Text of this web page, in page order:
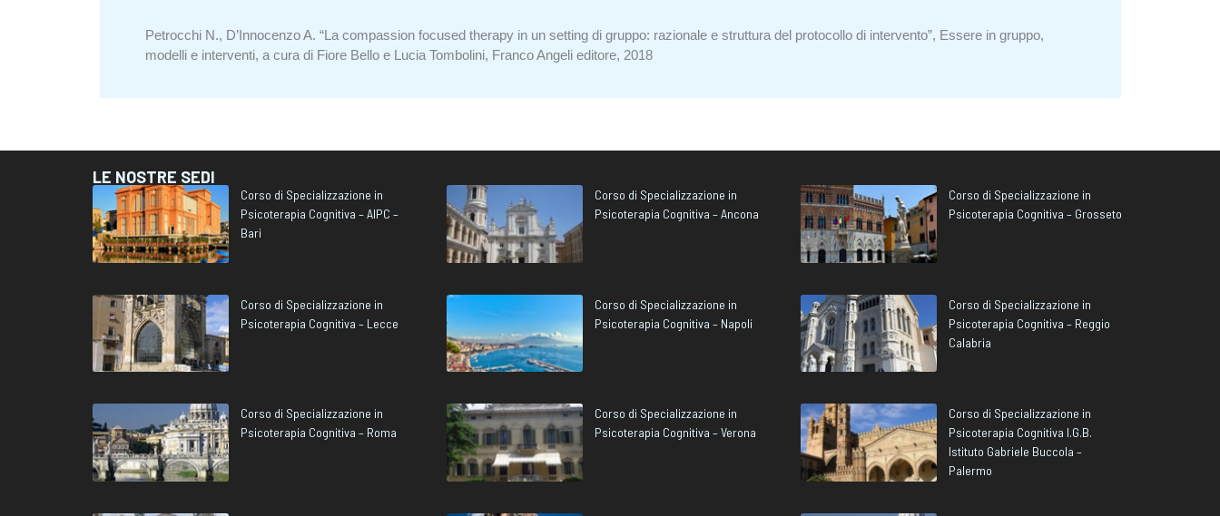
Petrocchi N., D’Innocenzo A. “La compassion focused therapy in un setting di gruppo: razionale e struttura del protocollo di intervento”, Essere in gruppo,
modelli e interventi, a cura di Fiore Bello e Lucia Tombolini, Franco Angeli editore, 2018
LE NOSTRE SEDI
Corso di Specializzazione in
Psicoterapia Cognitiva – AIPC –
Bari
Corso di Specializzazione in
Psicoterapia Cognitiva – Ancona
Corso di Specializzazione in
Psicoterapia Cognitiva – Grosseto
Corso di Specializzazione in
Psicoterapia Cognitiva – Lecce
Corso di Specializzazione in
Psicoterapia Cognitiva – Napoli
Corso di Specializzazione in
Psicoterapia Cognitiva – Reggio
Calabria
Corso di Specializzazione in
Psicoterapia Cognitiva – Roma
Corso di Specializzazione in
Psicoterapia Cognitiva – Verona
Corso di Specializzazione in
Psicoterapia Cognitiva I.G.B.
Istituto Gabriele Buccola –
Palermo